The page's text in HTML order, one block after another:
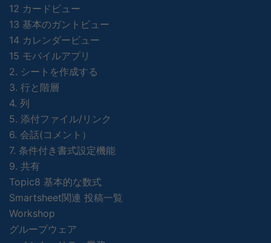
12 カードビュー
13 基本のガントビュー
14 カレンダービュー
15 モバイルアプリ
2. シートを作成する
3. 行と階層
4. 列
5. 添付ファイル/リンク
6. 会話(コメント）
7. 条件付き書式設定機能
9. 共有
Topic8 基本的な数式
Smartsheet関連 投稿一覧
Workshop
グループウェア